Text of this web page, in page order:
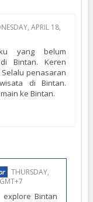
APRIL 18,
yang belum
Bintan. Keren
penasaran
di Bintan.
ke Bintan.
THURSDAY,
explore Bintan